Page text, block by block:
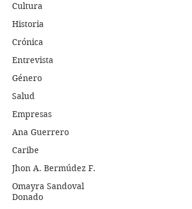
Cultura
Historia
Crónica
Entrevista
Género
Salud
Empresas
Ana Guerrero
Caribe
Jhon A. Bermúdez F.
Omayra Sandoval
Donado